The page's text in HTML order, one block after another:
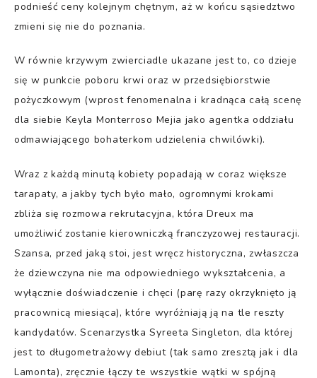
podnieść ceny kolejnym chętnym, aż w końcu sąsiedztwo
zmieni się nie do poznania.
W równie krzywym zwierciadle ukazane jest to, co dzieje
się w punkcie poboru krwi oraz w przedsiębiorstwie
pożyczkowym (wprost fenomenalna i kradnąca całą scenę
dla siebie Keyla Monterroso Mejia jako agentka oddziału
odmawiającego bohaterkom udzielenia chwilówki).
Wraz z każdą minutą kobiety popadają w coraz większe
tarapaty, a jakby tych było mało, ogromnymi krokami
zbliża się rozmowa rekrutacyjna, która Dreux ma
umożliwić zostanie kierowniczką franczyzowej restauracji.
Szansa, przed jaką stoi, jest wręcz historyczna, zwłaszcza
że dziewczyna nie ma odpowiedniego wykształcenia, a
wyłącznie doświadczenie i chęci (parę razy okrzyknięto ją
pracownicą miesiąca), które wyróżniają ją na tle reszty
kandydatów. Scenarzystka Syreeta Singleton, dla której
jest to długometrażowy debiut (tak samo zresztą jak i dla
Lamonta), zręcznie łączy te wszystkie wątki w spójną